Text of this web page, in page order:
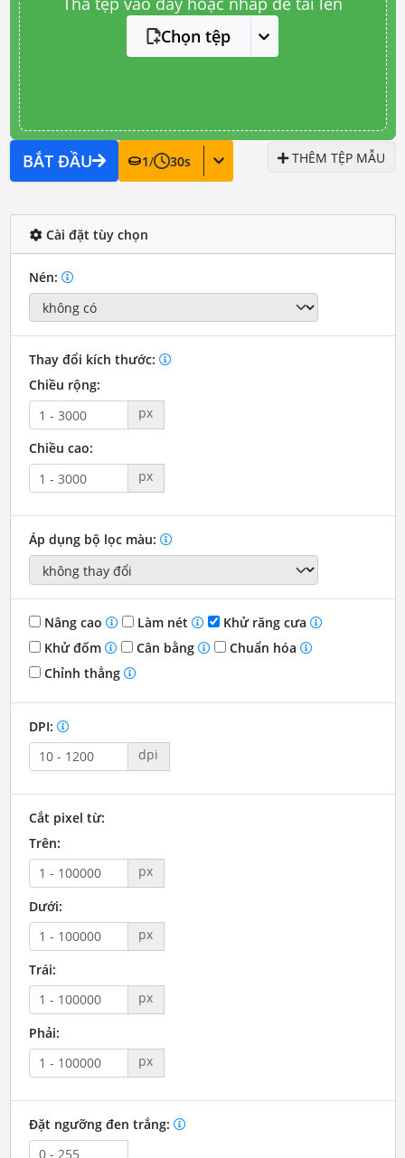
Chọn tệp
BẮT ĐẦU 1/ 30s THÊM TỆP MẪU
Cài đặt tùy chọn
Nén:
Thay đổi kích thước:
Chiều rộng:
px
Chiều cao:
px
Áp dụng bộ lọc màu:
Nâng cao Làm nét
Khử răng cưa
Khử đốm
Cân bằng
Chuẩn hóa
Chỉnh thẳng
DPI:
dpi
Cắt pixel từ:
Trên:
px
Dưới:
px
Trái:
px
Phải:
px
Đặt ngưỡng đen trắng: